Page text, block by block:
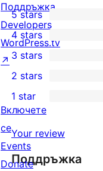
2
5-
star
reviews
5 stars
0
4-
star
reviews
4 stars
1
3-
star
review
3 stars
2-
reviews
2 stars
star
reviews
1 star
Your review
Поддръжка
Поддръжка
Developers
WordPress.tv
↗
Включете
се
Events
Donate